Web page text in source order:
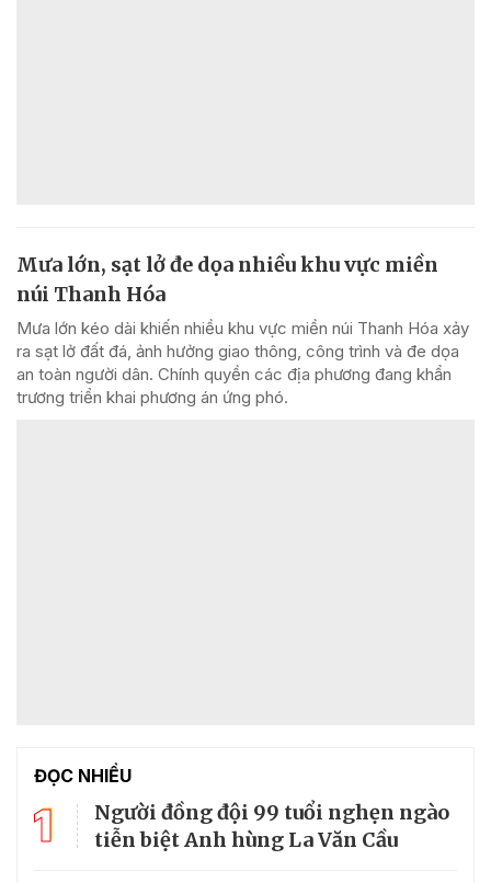
Mưa lớn, sạt lở đe dọa nhiều khu vực miền
núi Thanh Hóa
Mưa lớn kéo dài khiến nhiều khu vực miền núi Thanh Hóa xảy
ra sạt lở đất đá, ảnh hưởng giao thông, công trình và đe dọa
an toàn người dân. Chính quyền các địa phương đang khẩn
trương triển khai phương án ứng phó.
ĐỌC NHIỀU
1
Người đồng đội 99 tuổi nghẹn ngào
tiễn biệt Anh hùng La Văn Cầu